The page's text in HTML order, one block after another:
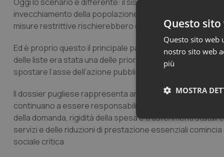
invecchiamento della popolazione, carenza di personale
misure restrittive rischierebbero di avere effetti immediati
Ed è proprio questo il principale paradosso politico della
delle liste era stata una delle priorità programmatiche
spostare l’asse dell’azione pubblica dalla
Il dossier pugliese rappresenta anche un indicatore
continuano a essere responsabili dell’equilibrio
della domanda, rigidità della spesa e trasferimenti statali
servizi e delle riduzioni di prestazione essenziali
sociale critica
Questo
Questo sito web
nostro sito web
più
MOSTRA